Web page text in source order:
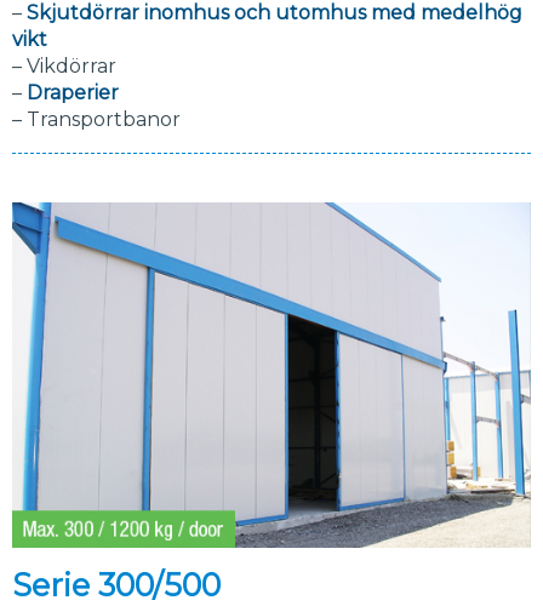
– Skjutdörrar inomhus och utomhus med medelhög
vikt
– Vikdörrar
– Draperier
– Transportbanor
Serie 300/500